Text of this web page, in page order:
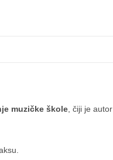
muzičke škole , čiji je autor